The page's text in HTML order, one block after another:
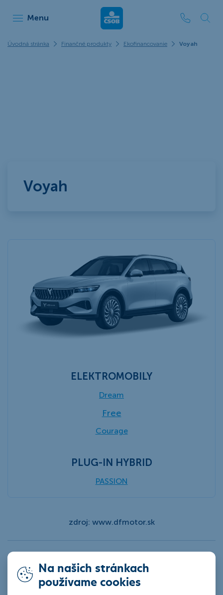
Menu ČSOB Leasing
Úvodná stránka Finančné produkty Ekofinancovanie Voyah
Voyah
ELEKTROMOBILY
Dream
Free
Courage
PLUG-IN HYBRID
PASSION
zdroj: www.dfmotor.sk
ČSOB Leasing a.s.
Na našich stránkach
používame cookies